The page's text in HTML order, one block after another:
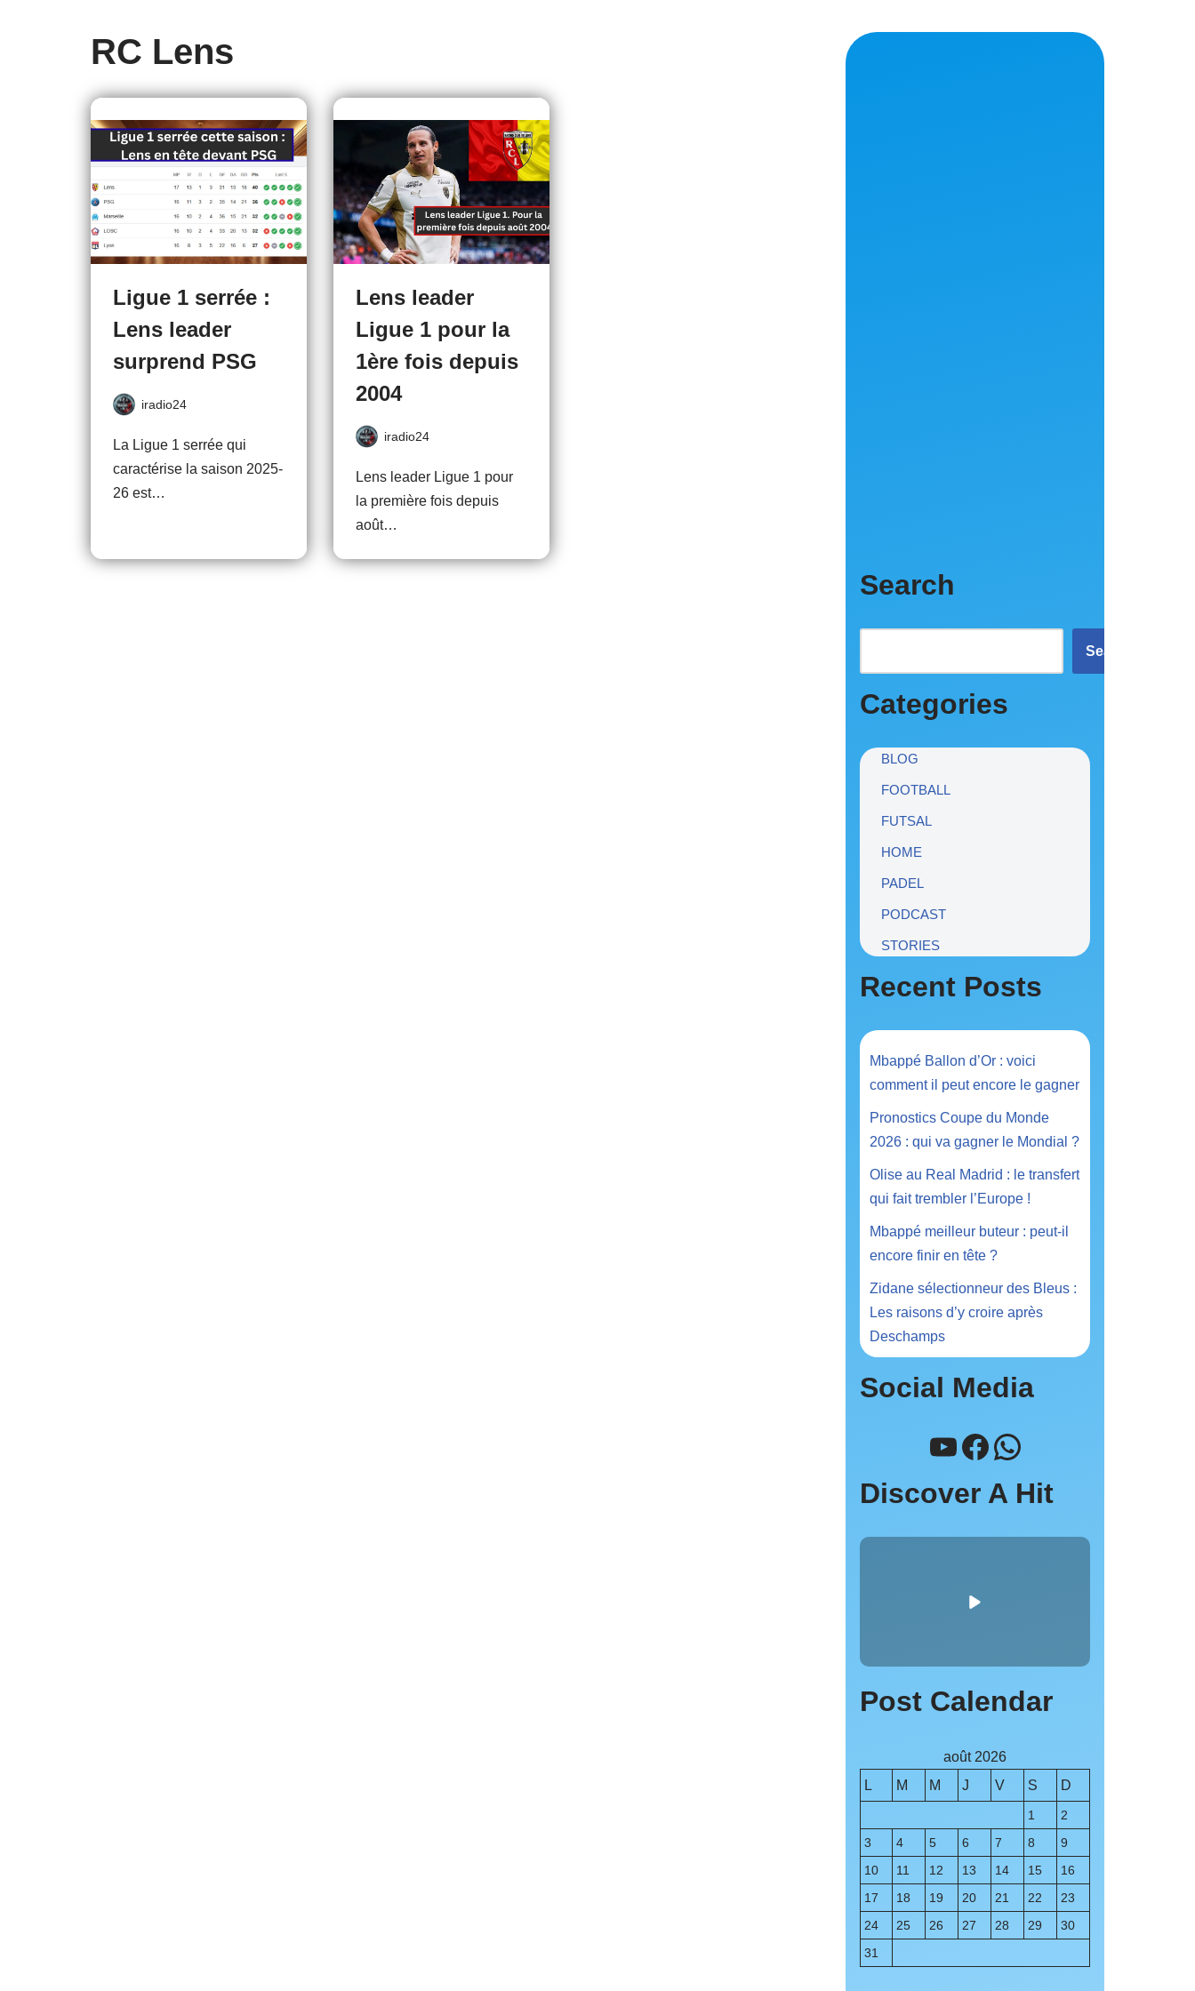
RC Lens
Ligue 1 serrée :
Lens leader
surprend PSG
iradio24
La Ligue 1 serrée qui
caractérise la saison 2025-
26 est…
Lens leader
Ligue 1 pour la
1ère fois depuis
2004
iradio24
Lens leader Ligue 1 pour
la première fois depuis
août…
Search
Search
Categories
BLOG
FOOTBALL
FUTSAL
HOME
PADEL
PODCAST
STORIES
Recent Posts
Mbappé Ballon d’Or : voici
comment il peut encore le gagner
Pronostics Coupe du Monde
2026 : qui va gagner le Mondial ?
Olise au Real Madrid : le transfert
qui fait trembler l’Europe !
Mbappé meilleur buteur : peut-il
encore finir en tête ?
Zidane sélectionneur des Bleus :
Les raisons d’y croire après
Deschamps
Social Media
Discover A Hit
Post Calendar
août 2026
L
M M J V S D
1
2
3
4 5 6 7 8
9
10
11 12 13 14 15
16
17
18 19 20 21 22
23
24
25 26 27 28 29
30
31